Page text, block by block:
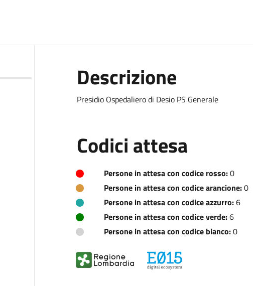
Descrizione
Presidio Ospedaliero di Desio PS Generale
Codici attesa
Persone in attesa con codice rosso:0
Persone in attesa con codice arancione:0
Persone in attesa con codice azzurro:6
Persone in attesa con codice verde:6
Persone in attesa con codice bianco:0